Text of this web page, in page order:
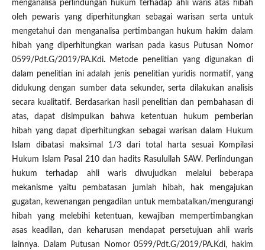
menganalisa perlindungan hukum terhadap ahli waris atas hibah
oleh pewaris yang diperhitungkan sebagai warisan serta untuk
mengetahui dan menganalisa pertimbangan hukum hakim dalam
hibah yang diperhitungkan warisan pada kasus Putusan Nomor
0599/Pdt.G/2019/PA.Kdi.
Metode penelitian yang digunakan di
dalam penelitian ini adalah jenis penelitian yuridis normatif, yang
didukung dengan sumber data sekunder, serta dilakukan analisis
secara kualitatif. Berdasarkan hasil penelitian dan pembahasan di
atas, dapat disimpulkan bahwa ketentuan hukum pemberian
hibah yang dapat diperhitungkan sebagai warisan dalam Hukum
Islam dibatasi maksimal 1/3 dari total harta sesuai Kompilasi
Hukum Islam Pasal 210 dan hadits Rasulullah SAW. Perlindungan
hukum terhadap ahli waris diwujudkan melalui beberapa
mekanisme yaitu pembatasan jumlah hibah, hak mengajukan
gugatan, kewenangan pengadilan untuk membatalkan/mengurangi
hibah yang melebihi ketentuan, kewajiban mempertimbangkan
asas keadilan, dan keharusan mendapat persetujuan ahli waris
lainnya. Dalam Putusan Nomor 0599/Pdt.G/2019/PA.Kdi, hakim